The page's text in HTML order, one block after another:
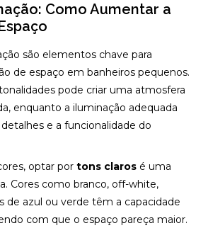
Como Aumentar a
são elementos chave para
de espaço em banheiros pequenos.
pode criar uma atmosfera
enquanto a iluminação adequada
e a funcionalidade do
optar portons claros é uma
Cores como branco, off-white,
de azul ou verde têm a capacidade
com que o espaço pareça maior.